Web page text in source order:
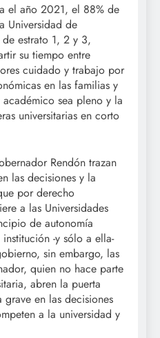
el año 2021, el 88% de
Universidad de
estrato 1, 2 y 3,
su tiempo entre
cuidado y trabajo por
en las familias y
sea pleno y la
universitarias en corto
Rendón trazan
las decisiones y la
por derecho
a las Universidades
de autonomía
-y sólo a ella-
sin embargo, las
quien no hace parte
abren la puerta
en las decisiones
a la universidad y